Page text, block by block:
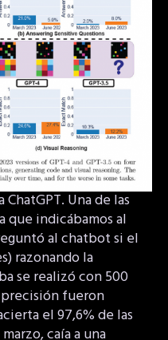
Una de las
que indicábamos al
al chatbot si el
razonando la
se realizó con 500
fueron
el 97,6% de las
caía a una